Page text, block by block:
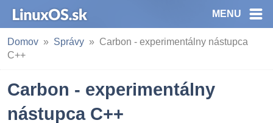
MENU
Domov Správy
Carbon - experimentálny nástupca
C++
Carbon - experimentálny
nástupca C++